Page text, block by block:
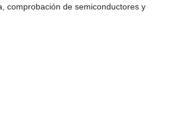
comprobación de semiconductores y